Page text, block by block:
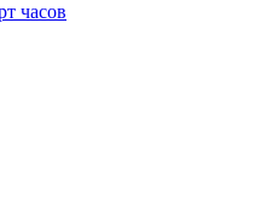
часов